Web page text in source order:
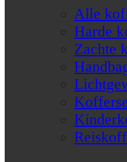
Alle
Harde
Zachte